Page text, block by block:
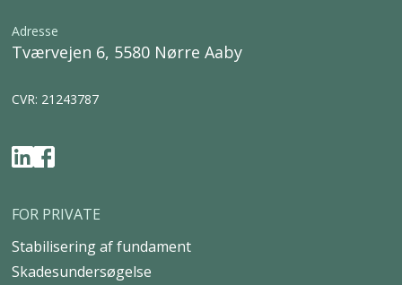
Adresse
Tværvejen 6, 5580 Nørre Aaby
CVR: 21243787
FOR PRIVATE
Stabilisering af fundament
Skadesundersøgelse